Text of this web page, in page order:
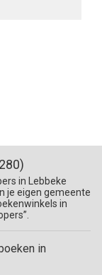
in Lebbeke
je eigen gemeente
in
in